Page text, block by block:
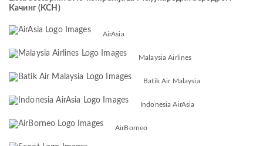
Качинг (KCH)
AirAsia
Malaysia Airlines
Batik Air Malaysia
Indonesia AirAsia
AirBorneo